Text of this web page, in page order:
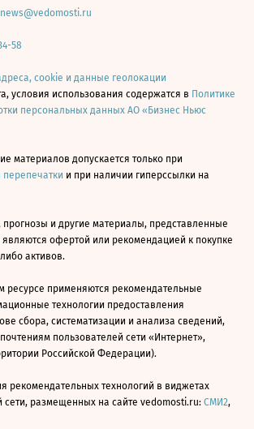
news@vedomosti.ru
58
cookie и данные геолокации
условия использования содержатся в Политике
персональных данных АО «Бизнес Ньюс
материалов допускается только при
перепечатки и при наличии гиперссылки на
прогнозы и другие материалы, представленные
офертой или рекомендацией к покупке
активов.
ресурсе применяются рекомендательные
технологии предоставления
сбора, систематизации и анализа сведений,
пользователей сети «Интернет»,
Российской Федерации).
рекомендательных технологий в виджетах
размещенных на сайте vedomosti.ru: СМИ2,